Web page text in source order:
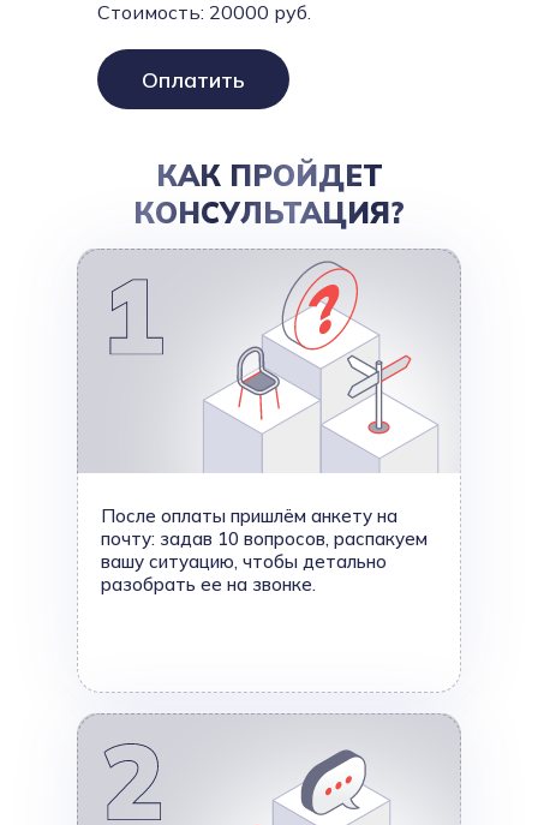
Стоимость: 20000 руб.
Оплатить
КАК ПРОЙДЕТ
КОНСУЛЬТАЦИЯ?
После оплаты пришлём анкету на
почту: задав 10 вопросов, распакуем
вашу ситуацию, чтобы детально
разобрать ее на звонке.